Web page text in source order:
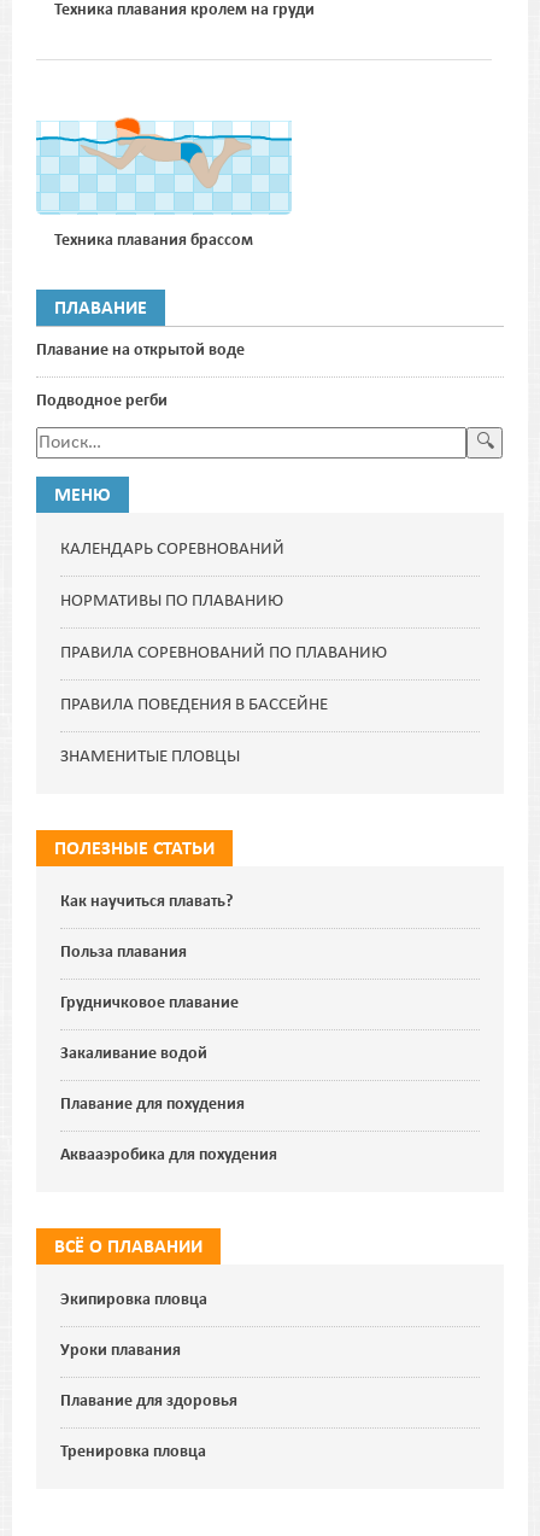
Техника плавания кролем на груди
Техника плавания брассом
ПЛАВАНИЕ
Плавание на открытой воде
Подводное регби
МЕНЮ
КАЛЕНДАРЬ СОРЕВНОВАНИЙ
НОРМАТИВЫ ПО ПЛАВАНИЮ
ПРАВИЛА СОРЕВНОВАНИЙ ПО ПЛАВАНИЮ
ПРАВИЛА ПОВЕДЕНИЯ В БАССЕЙНЕ
ЗНАМЕНИТЫЕ ПЛОВЦЫ
ПОЛЕЗНЫЕ СТАТЬИ
Как научиться плавать?
Польза плавания
Грудничковое плавание
Закаливание водой
Плавание для похудения
Аквааэробика для похудения
ВСЁ О ПЛАВАНИИ
Экипировка пловца
Уроки плавания
Плавание для здоровья
Тренировка пловца